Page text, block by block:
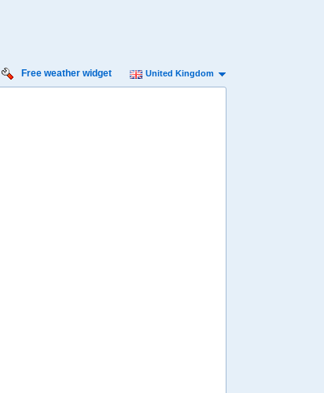
Free weather widget United Kingdom